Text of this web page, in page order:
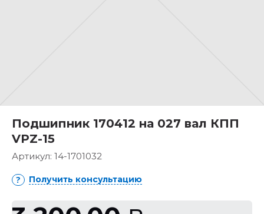
Подшипник 170412 на 027 вал КПП
VPZ-15
Артикул: 14-1701032
Получить консультацию